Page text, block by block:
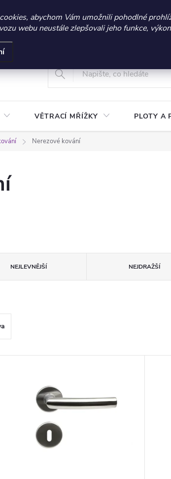
2026 – sleva 300 Kč při nákupu nad 3.000
abychom Vám umožnili pohodlné
webu neustále zlepšovali jeho funkce,
+420 604
Vrácení a reklamace zboží Podmínky
VĚTRACÍ MŘÍŽKY PLOTY A
Nerezové kování
NEJLEVNĚJŠÍ NEJDRAŽŠÍ